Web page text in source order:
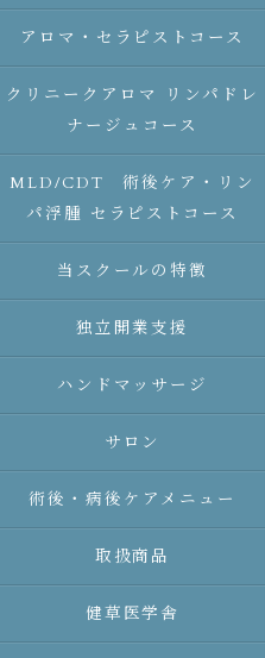
アロマ・セラピストコース
クリニークアロマ リンパドレ
ナージュコース
MLD/CDT 術後ケア・リン
パ浮腫 セラピストコース
当スクールの特徴
独立開業支援
ハンドマッサージ
サロン
術後・病後ケアメニュー
取扱商品
健草医学舎